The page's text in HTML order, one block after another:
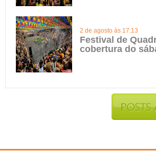
2 de agosto às 17:13
Festival de
cobertura do